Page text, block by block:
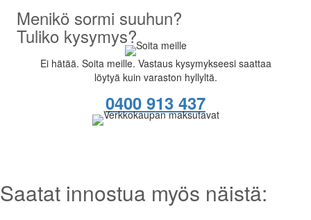
Menikö sormi suuhun?
Tuliko kysymys?
Ei hätää. Soita meille. Vastaus kysymykseesi saattaa
löytyä kuin varaston hyllyltä.
0400 913 437
Saatat innostua myös näistä: